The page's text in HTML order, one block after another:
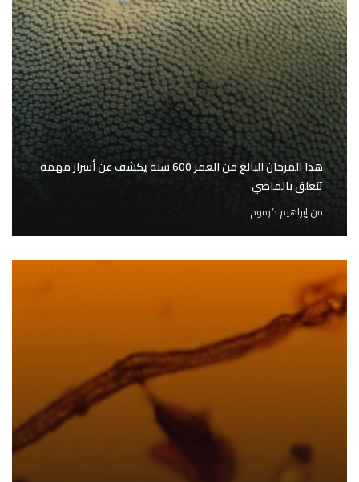
هذا المرجان البالغ من العمر 600 سنة يكشف عن أسرار مهمة
تتعلق بالماضي
منإبراهيم كرموم